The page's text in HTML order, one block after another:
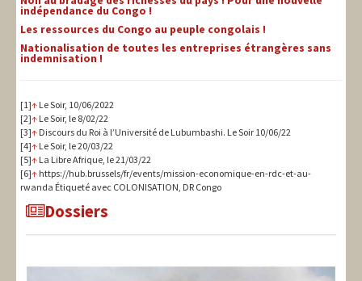
indépendance du Congo !
Les ressources du Congo au peuple congolais !
Nationalisation de toutes les entreprises étrangères sans
indemnisation !
[1]↑ Le Soir, 10/06/2022
[2]↑ Le Soir, le 8/02/22
[3]↑ Discours du Roi à l’Université de Lubumbashi. Le Soir 10/06/22
[4]↑ Le Soir, le 20/03/22
[5]↑ La Libre Afrique, le 21/03/22
[6]↑ https://hub.brussels/fr/events/mission-economique-en-rdc-et-au-
rwanda Étiqueté avec COLONISATION, DR Congo
Dossiers